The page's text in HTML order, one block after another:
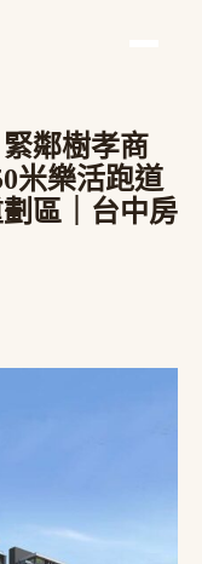
鄰樹孝商
米樂活跑道
區｜台中房